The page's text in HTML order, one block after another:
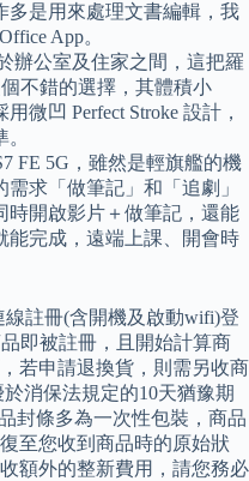
多是用來處理文書編輯，我
App。
辦公室及住家之間，這把羅
不錯的選擇，其體積小
微凹 Perfect Stroke 設計，
FE 5G，雖然是輕旗艦的機
求「做筆記」和「追劇」
時開啟影片＋做筆記，還能
能完成，遠端上課、開會時
註冊(含開機及啟動wifi)登
即被註冊，且開始計算商
若申請退換貨，則需另收商
消保法規定的10天猶豫期
封條多為一次性包裝，商品
至您收到商品時的原始狀
額外的整新費用，請您務必